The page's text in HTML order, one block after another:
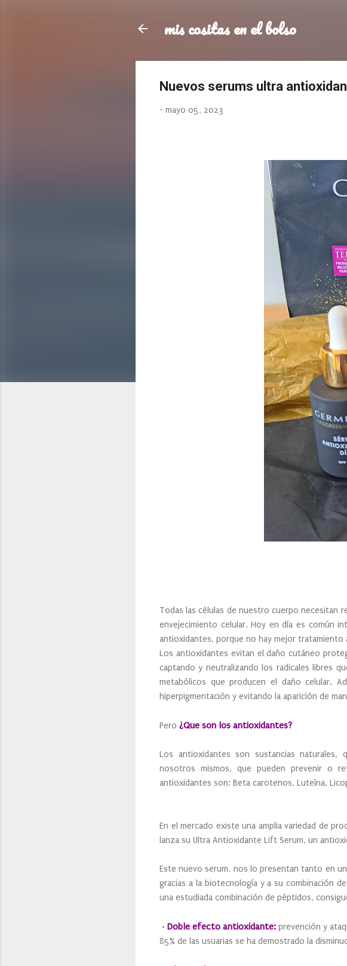
mis cositas en el bolso
Nuevos serums ultra
- mayo 05, 2023
Todas las células de nuestro cuerpo necesitan
envejecimiento celular. Hoy en día es común
antioxidantes, porque no hay mejor tratamiento
Los antioxidantes evitan el daño cutáneo
captando y neutralizando los radicales libres
metabólicos que producen el daño celular.
hiperpigmentación y evitando la aparición de
Pero ¿Que son los antioxidantes?
Los antioxidantes son sustancias
nosotros mismos, que pueden prevenir o
antioxidantes son: Beta carotenos, Luteína,
En el mercado existe una amplia variedad de
lanza su Ultra Antioxidante Lift Serum, un
Este nuevo serum, nos lo presentan tanto en
gracias a la biotecnología y a su combinación
una estudiada combinación de péptidos,
• Doble efecto antioxidante: prevención y
85% de las usuarias se ha demostrado la